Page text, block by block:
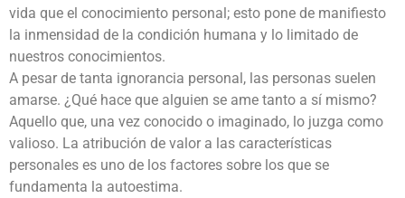
vida que el conocimiento personal; esto pone de manifiesto
la inmensidad de la condición humana y lo limitado de
nuestros conocimientos.
A pesar de tanta ignorancia personal, las personas suelen
amarse. ¿Qué hace que alguien se ame tanto a sí mismo?
Aquello que, una vez conocido o imaginado, lo juzga como
valioso. La atribución de valor a las características
personales es uno de los factores sobre los que se
fundamenta la autoestima.